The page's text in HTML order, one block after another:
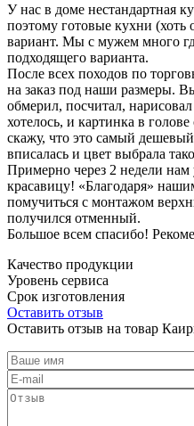
У нас в доме нестандартная
поэтому готовые кухни
вариант. Мы с мужем много
подходящего варианта.
После всех походов по
на заказ под наши размеры.
обмерил, посчитал,
хотелось, и картинка в
скажу, что это самый
вписалась и цвет выбрала
Примерно через 2 недели
красавицу! «Благодаря»
помучиться с монтажом
получился отменный.
Большое всем спасибо!
Качество продукции
Уровень сервиса
Срок изготовления
Оставить отзыв
Оставить отзыв на товар